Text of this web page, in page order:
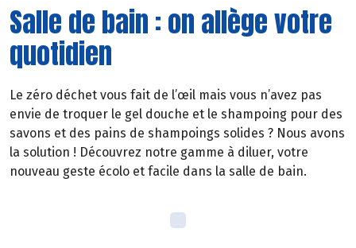
Salle de bain : on allège votre
quotidien
Le zéro déchet vous fait de l’œil mais vous n’avez pas
envie de troquer le gel douche et le shampoing pour des
savons et des pains de shampoings solides ? Nous avons
la solution ! Découvrez notre gamme à diluer, votre
nouveau geste écolo et facile dans la salle de bain.